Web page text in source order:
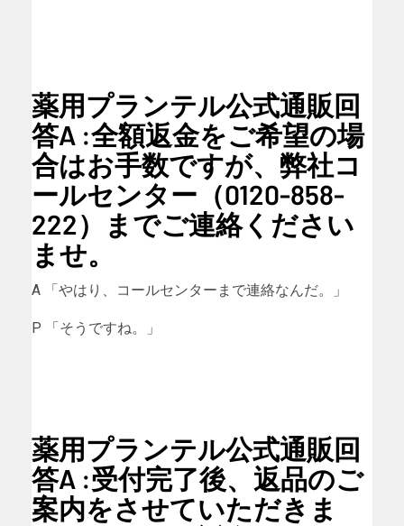
薬用プランテル公式通販回
答A :全額返金をご希望の場
合はお手数ですが、弊社コ
ールセンター（0120-858-
222）までご連絡ください
ませ。
A 「やはり、コールセンターまで連絡なんだ。」
P 「そうですね。」
薬用プランテル公式通販回
答A :受付完了後、返品のご
案内をさせていただきま